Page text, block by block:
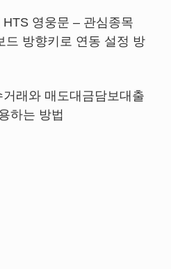
HTS 영웅문 – 관심종목
드 방향키로 연동 설정 방
거래와 매도대금담보대출
하는 방법